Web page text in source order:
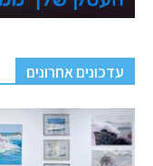
עדכונים אחרונים